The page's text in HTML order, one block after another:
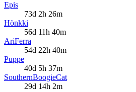
Epis
73d 2h 26m
Hönkki
56d 11h 40m
AriFerra
54d 22h 40m
Puppe
40d 5h 37m
SouthernBoogieCat
29d 14h 2m